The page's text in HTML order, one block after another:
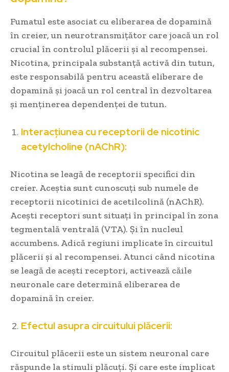
Fumatul este asociat cu eliberarea de dopamină
în creier, un neurotransmițător care joacă un rol
crucial în controlul plăcerii și al recompensei.
Nicotina, principala substanță activă din tutun,
este responsabilă pentru această eliberare de
dopamină și joacă un rol central în dezvoltarea
și menținerea dependenței de tutun.
Interacțiunea cu receptorii de nicotinic
acetylcholine (nAChR):
Nicotina se leagă de receptorii specifici din
creier. Aceștia sunt cunoscuți sub numele de
receptorii nicotinici de acetilcolină (nAChR).
Acești receptori sunt situați în principal în zona
tegmentală ventrală (VTA). Și în nucleul
accumbens. Adică regiuni implicate în circuitul
plăcerii și al recompensei. Atunci când nicotina
se leagă de acești receptori, activează căile
neuronale care determină eliberarea de
dopamină în creier.
Efectul asupra circuitului plăcerii:
Circuitul plăcerii este un sistem neuronal care
răspunde la stimuli plăcuți. Și care este implicat